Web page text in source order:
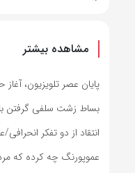
مشاهده بیشتر
پایان عصر تلویزیون،
بساط زشت سلفی گرفتن
انتقاد از دو تفکر
عموپورنگ چه کرده که